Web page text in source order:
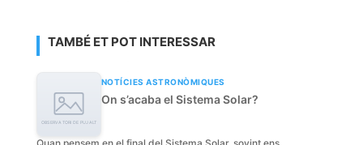
TAMBÉ ET POT INTERESSAR
NOTÍCIES ASTRONÒMIQUES
On s’acaba el Sistema Solar?